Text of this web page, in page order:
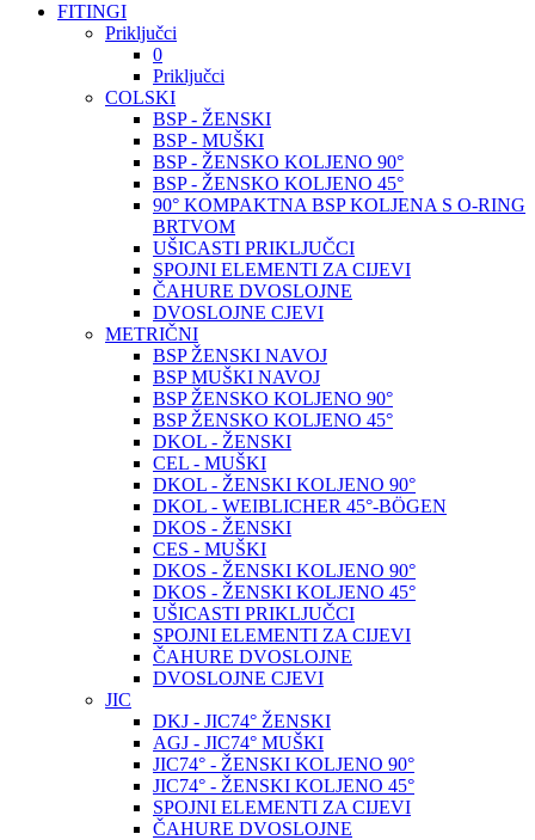
FITINGI
Priključci
0
Priključci
COLSKI
BSP - ŽENSKI
BSP - MUŠKI
BSP - ŽENSKO KOLJENO 90°
BSP - ŽENSKO KOLJENO 45°
90° KOMPAKTNA BSP KOLJENA S O-RING
BRTVOM
UŠICASTI PRIKLJUČCI
SPOJNI ELEMENTI ZA CIJEVI
ČAHURE DVOSLOJNE
DVOSLOJNE CJEVI
METRIČNI
BSP ŽENSKI NAVOJ
BSP MUŠKI NAVOJ
BSP ŽENSKO KOLJENO 90°
BSP ŽENSKO KOLJENO 45°
DKOL - ŽENSKI
CEL - MUŠKI
DKOL - ŽENSKI KOLJENO 90°
DKOL - WEIBLICHER 45°-BÖGEN
DKOS - ŽENSKI
CES - MUŠKI
DKOS - ŽENSKI KOLJENO 90°
DKOS - ŽENSKI KOLJENO 45°
UŠICASTI PRIKLJUČCI
SPOJNI ELEMENTI ZA CIJEVI
ČAHURE DVOSLOJNE
DVOSLOJNE CJEVI
JIC
DKJ - JIC74° ŽENSKI
AGJ - JIC74° MUŠKI
JIC74° - ŽENSKI KOLJENO 90°
JIC74° - ŽENSKI KOLJENO 45°
SPOJNI ELEMENTI ZA CIJEVI
ČAHURE DVOSLOJNE